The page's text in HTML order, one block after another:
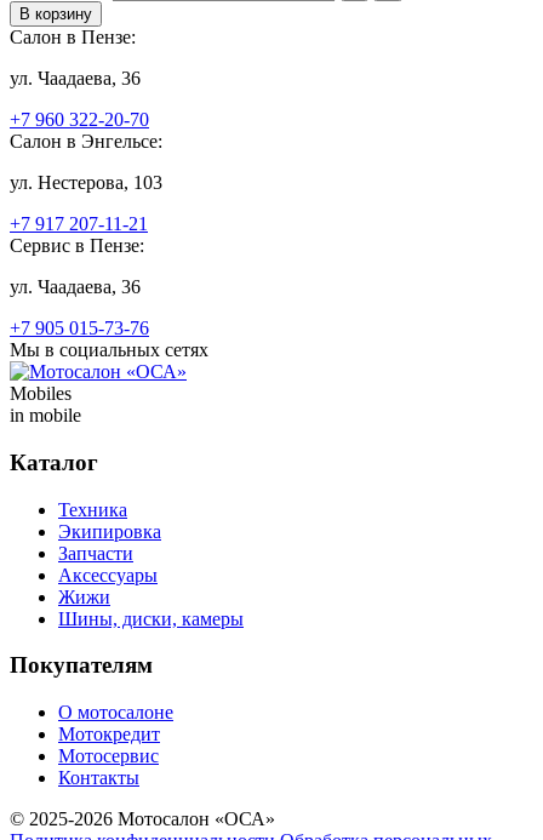
Салон в Пензе:
ул. Чаадаева, 36
+7 960 322-20-70
Салон в Энгельсе:
ул. Нестерова, 103
+7 917 207-11-21
Сервис в Пензе:
ул. Чаадаева, 36
+7 905 015-73-76
Мы в социальных сетях
Mobiles
in mobile
Каталог
Техника
Экипировка
Запчасти
Аксессуары
Жижи
Шины, диски, камеры
Покупателям
О мотосалоне
Мотокредит
Мотосервис
Контакты
© 2025-2026 Мотосалон «ОСА»